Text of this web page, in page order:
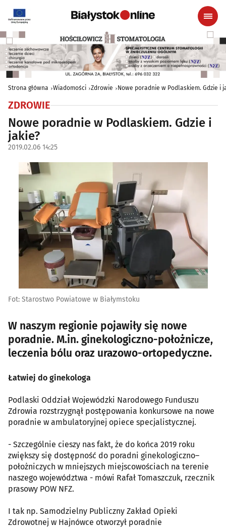
Strona główna Wiadomości Zdrowie Nowe poradnie w Podlaskiem. Gdzie i
ZDROWIE
Nowe poradnie w Podlaskiem. Gdzie i
jakie?
2019.02.06 14:25
Fot: Starostwo Powiatowe w Białymstoku
W naszym regionie pojawiły się nowe
poradnie. M.in. ginekologiczno-położnicze,
leczenia bólu oraz urazowo-ortopedyczne.
Łatwiej do ginekologa
Podlaski Oddział Wojewódzki Narodowego Funduszu
Zdrowia rozstrzygnął postępowania konkursowe na nowe
poradnie w ambulatoryjnej opiece specjalistycznej.
- Szczególnie cieszy nas fakt, że do końca 2019 roku
zwiększy się dostępność do poradni ginekologiczno–
położniczych w mniejszych miejscowościach na terenie
naszego województwa - mówi Rafał Tomaszczuk, rzecznik
prasowy POW NFZ.
I tak np. Samodzielny Publiczny Zakład Opieki
Zdrowotnej w Hajnówce otworzył poradnie